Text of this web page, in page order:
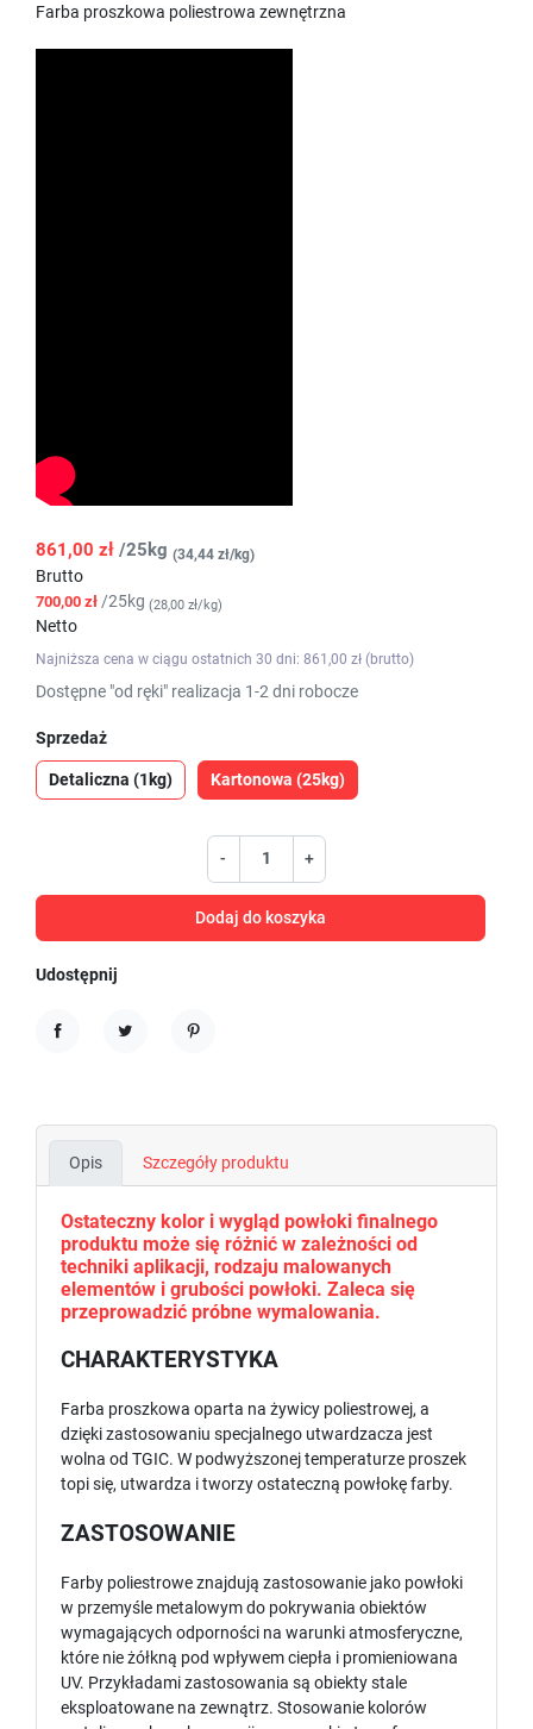
Farba proszkowa poliestrowa zewnętrzna
861,00 zł /25kg (34,44 zł/kg)
Brutto
700,00 zł /25kg (28,00 zł/kg)
Netto
Najniższa cena w ciągu ostatnich 30 dni: 861,00 zł (brutto)
Dostępne "od ręki" realizacja 1-2 dni robocze
Sprzedaż
Detaliczna (1kg) Kartonowa (25kg)
- +
Dodaj do koszyka
Udostępnij
Opis Szczegóły produktu
Ostateczny kolor i wygląd powłoki finalnego
produktu może się różnić w zależności od
techniki aplikacji, rodzaju malowanych
elementów i grubości powłoki. Zaleca się
przeprowadzić próbne wymalowania.
CHARAKTERYSTYKA
Farba proszkowa oparta na żywicy poliestrowej, a
dzięki zastosowaniu specjalnego utwardzacza jest
wolna od TGIC. W podwyższonej temperaturze proszek
topi się, utwardza i tworzy ostateczną powłokę farby.
ZASTOSOWANIE
Farby poliestrowe znajdują zastosowanie jako powłoki
w przemyśle metalowym do pokrywania obiektów
wymagających odporności na warunki atmosferyczne,
które nie żółkną pod wpływem ciepła i promieniowana
UV. Przykładami zastosowania są obiekty stale
eksploatowane na zewnątrz. Stosowanie kolorów